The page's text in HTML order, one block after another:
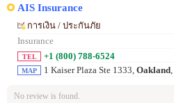
AIS Insurance
การเงิน / ประกันภัย
Insurance
TEL +1 (800) 788-6524
MAP 1 Kaiser Plaza Ste 1333, Oakland
No review is found.